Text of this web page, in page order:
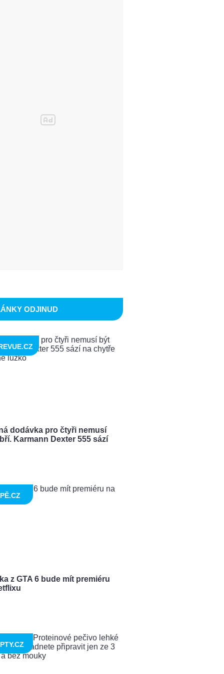
ODJINUD
dodávka pro čtyři nemusí
Karmann Dexter 555 sází
z GTA 6 bude mít premiéru